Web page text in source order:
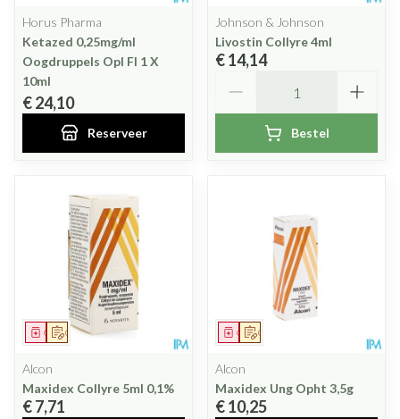
Horus Pharma
Ketazed 0,25mg/ml
Oogdruppels Opl Fl 1 X
10ml
€ 24,10
Reserveer
Johnson & Johnson
Livostin Collyre 4ml
€ 14,14
Bestel
Op voorschrift
Geneesmiddel
Alcon
Maxidex Collyre 5ml 0,1%
€ 7,71
Op voorschrift
Geneesmiddel
Alcon
Maxidex Ung Opht 3,5g
€ 10,25